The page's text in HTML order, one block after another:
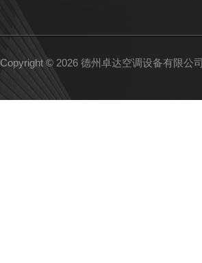
Copyright © 2026 德州卓达空调设备有限公